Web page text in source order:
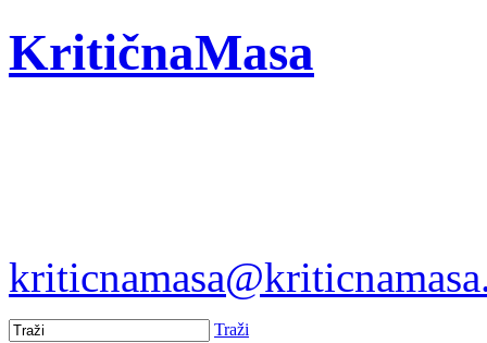
KritičnaMasa
Traži